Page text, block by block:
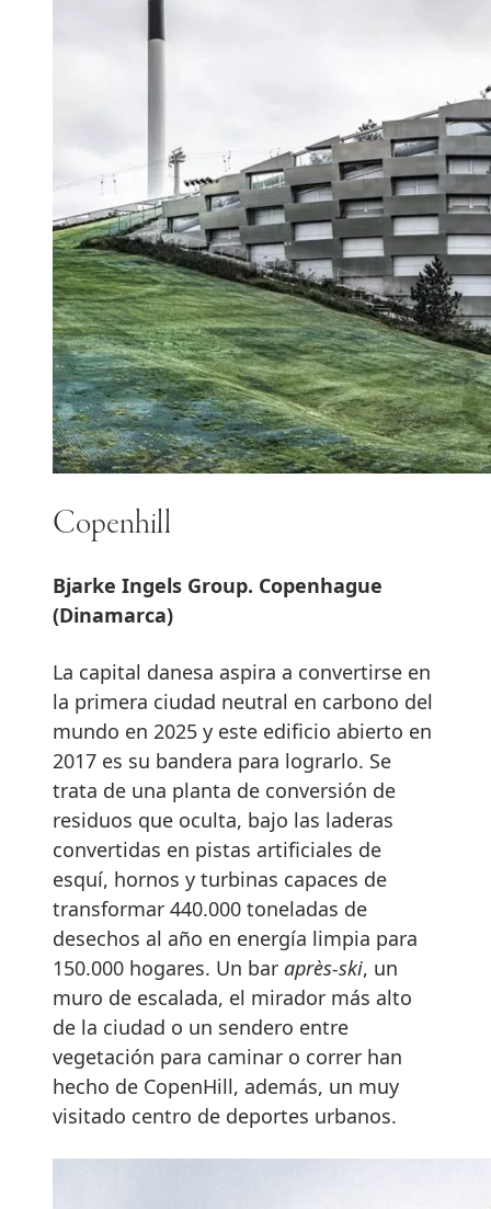
Copenhill
Bjarke Ingels Group. Copenhague
(Dinamarca)
La capital danesa aspira a convertirse en
la primera ciudad neutral en carbono del
mundo en 2025 y este edificio abierto en
2017 es su bandera para lograrlo. Se
trata de una planta de conversión de
residuos que oculta, bajo las laderas
convertidas en pistas artificiales de
esquí, hornos y turbinas capaces de
transformar 440.000 toneladas de
desechos al año en energía limpia para
150.000 hogares. Un bar après-ski, un
muro de escalada, el mirador más alto
de la ciudad o un sendero entre
vegetación para caminar o correr han
hecho de CopenHill, además, un muy
visitado centro de deportes urbanos.